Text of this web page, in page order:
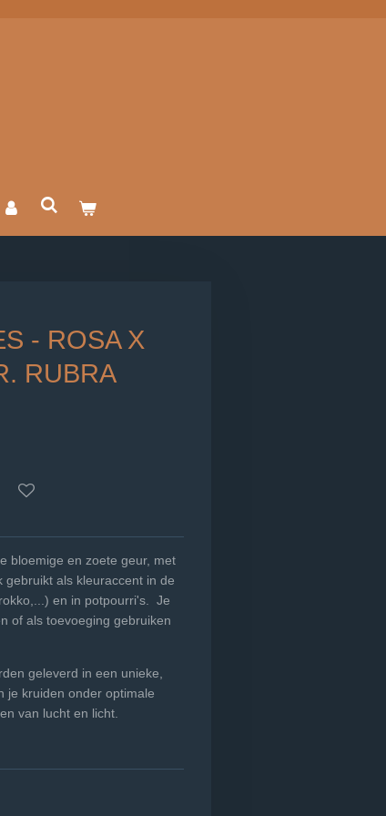
- ROSA X
RUBRA
bloemige en zoete geur, met
als kleuraccent in de
en in potpourri's. Je
of als toevoeging gebruiken
geleverd in een unieke,
je kruiden onder optimale
van lucht en licht.